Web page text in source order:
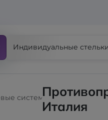
Индивидуальные стельки
системы
Италия